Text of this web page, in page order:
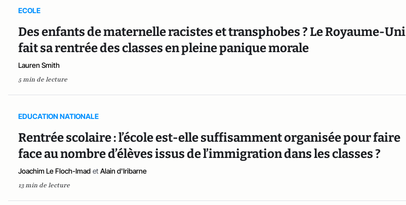
ECOLE
Des enfants de maternelle racistes et transphobes ? Le Royaume-Uni
fait sa rentrée des classes en pleine panique morale
Lauren Smith
5 min de lecture
EDUCATION NATIONALE
Rentrée scolaire : l’école est-elle suffisamment organisée pour faire
face au nombre d’élèves issus de l’immigration dans les classes ?
Joachim Le Floch-Imad et Alain d'Iribarne
13 min de lecture